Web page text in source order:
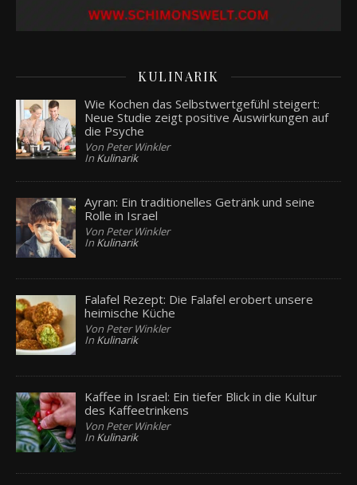
KULINARIK
Wie Kochen das Selbstwertgefühl steigert:
Neue Studie zeigt positive Auswirkungen auf
die Psyche
Von Peter Winkler
In Kulinarik
Ayran: Ein traditionelles Getränk und seine
Rolle in Israel
Von Peter Winkler
In Kulinarik
Falafel Rezept: Die Falafel erobert unsere
heimische Küche
Von Peter Winkler
In Kulinarik
Kaffee in Israel: Ein tiefer Blick in die Kultur
des Kaffeetrinkens
Von Peter Winkler
In Kulinarik